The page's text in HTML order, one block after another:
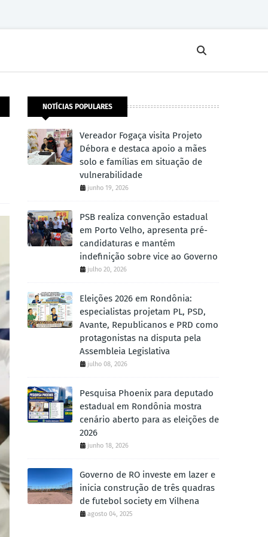
NOTÍCIAS POPULARES
Vereador Fogaça visita Projeto
Débora e destaca apoio a mães
solo e famílias em situação de
vulnerabilidade
junho 19, 2026
PSB realiza convenção estadual
em Porto Velho, apresenta pré-
candidaturas e mantém
indefinição sobre vice ao Governo
julho 20, 2026
Eleições 2026 em Rondônia:
especialistas projetam PL, PSD,
Avante, Republicanos e PRD como
protagonistas na disputa pela
Assembleia Legislativa
julho 08, 2026
Pesquisa Phoenix para deputado
estadual em Rondônia mostra
cenário aberto para as eleições de
2026
junho 18, 2026
Governo de RO investe em lazer e
inicia construção de três quadras
de futebol society em Vilhena
agosto 04, 2025